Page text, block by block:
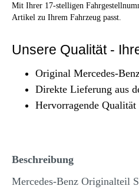
Mit Ihrer 17-stelligen
Artikel zu Ihrem Fahrzeug passt.
Unsere Qualität -
Original Mercedes-
Direkte Lieferung aus
Hervorragende
Beschreibung
Mercedes-Benz Originalteil